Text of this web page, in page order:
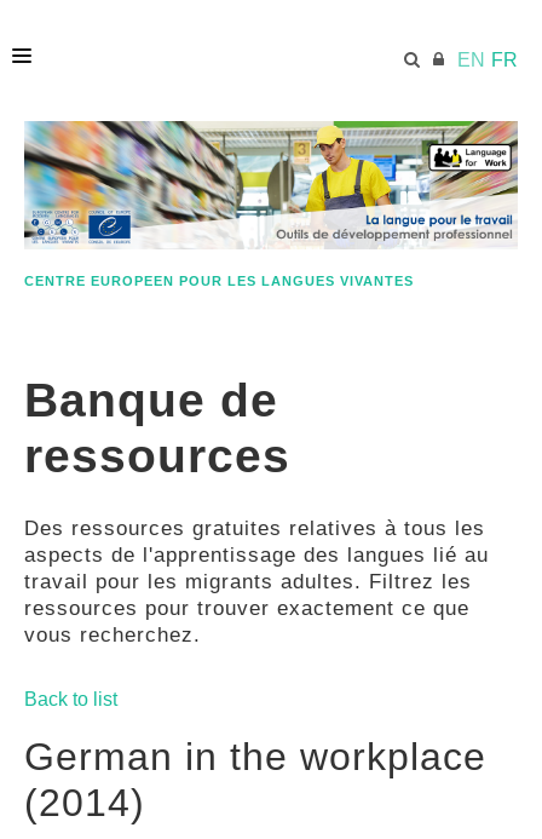
EN FR
ACCUEIL
ECML.AT
COMPÉTENCES
GUIDES
COMMUNAUTÉ
GALLERY
CENTRE EUROPEEN POUR LES LANGUES VIVANTES
Banque de
ressources
Des ressources gratuites relatives à tous les
aspects de l'apprentissage des langues lié au
travail pour les migrants adultes. Filtrez les
ressources pour trouver exactement ce que
vous recherchez.
Back to list
German in the workplace
(2014)